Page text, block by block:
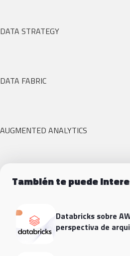
DATA STRATEGY
DATA FABRIC
AUGMENTED ANALYTICS
También te puede
Databricks sobre
perspectiva de